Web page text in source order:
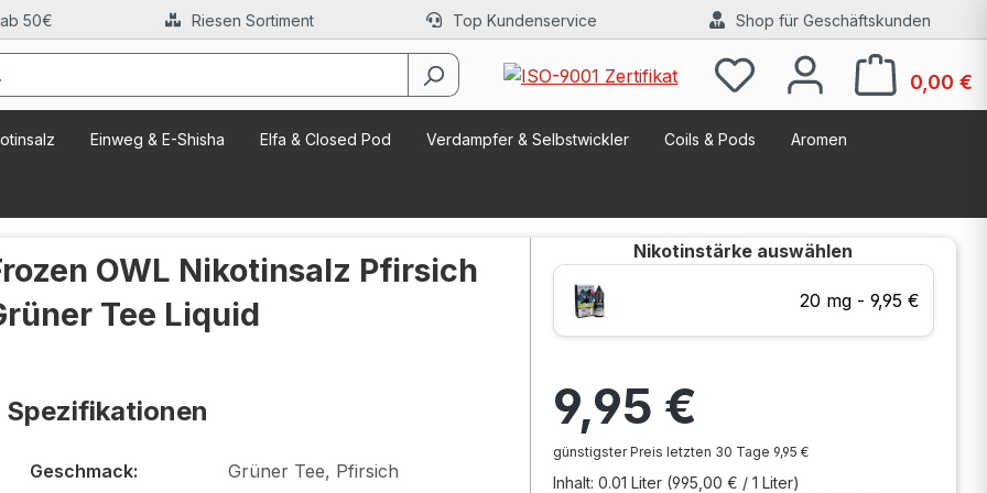
50€ Riesen Sortiment Top Kundenservice Shop für Geschäftskunden
0,00 €
Einweg & E-Shisha Elfa & Closed Pod Verdampfer & Selbstwickler Coils & Pods Aromen
OWL Nikotinsalz Pfirsich
Tee Liquid
Spezifikationen
Geschmack:
Grüner Tee, Pfirsich
Nikotinstärke auswählen
20 mg - 9,95 €
9,95 €
günstigster Preis letzten 30 Tage 9,95 €
Inhalt: 0.01 Liter (995,00 € / 1 Liter)